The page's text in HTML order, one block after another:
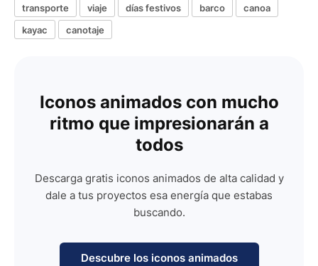
transporte viaje días festivos barco
canoa
kayac
canotaje
Iconos animados con mucho
ritmo que impresionarán a
todos
Descarga gratis iconos animados de alta calidad y
dale a tus proyectos esa energía que estabas
buscando.
Descubre los iconos animados